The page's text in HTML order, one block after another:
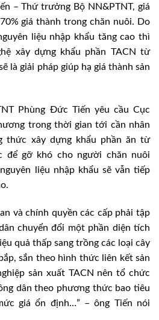
– Thứ trưởng Bộ NN&PTNT, giá
giá thành trong chăn nuôi. Do
liệu nhập khẩu tăng cao thì
xây dựng khẩu phần TACN từ
là giải pháp giúp hạ giá thành sản
Phùng Đức Tiến yêu cầu Cục
trong thời gian tới cần nhân
thức xây dựng khẩu phần ăn từ
để gỡ khó cho người chăn nuôi
liệu nhập khẩu sẽ vẫn tiếp
và chính quyền các cấp phải tập
chuyển đổi một phần diện tích
quả thấp sang trồng các loại cây
sắn theo hình thức liên kết sản
sản xuất TACN nên tổ chức
dân theo phương thức bao tiêu
giá ổn định…” – ông Tiến nói